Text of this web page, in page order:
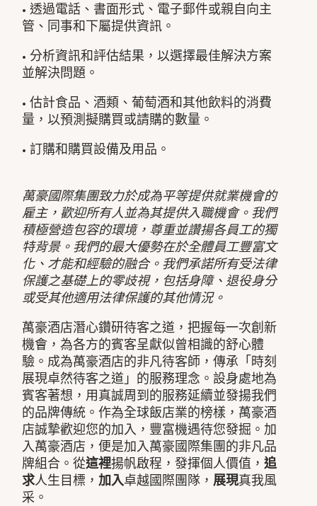
• 透過電話、書面形式、電子郵件或親自向主
管、同事和下屬提供資訊。
• 分析資訊和評估結果，以選擇最佳解決方案
並解決問題。
• 估計食品、酒類、葡萄酒和其他飲料的消費
量，以預測擬購買或請購的數量。
• 訂購和購買設備及用品。
萬豪國際集團致力於成為平等提供就業機會的
雇主，歡迎所有人並為其提供入職機會。我們
積極營造包容的環境，尊重並讚揚各員工的獨
特背景。我們的最大優勢在於全體員工豐富文
化、才能和經驗的融合。我們承諾所有受法律
保護之基礎上的零歧視，包括身障、退役身分
或受其他適用法律保護的其他情況。
萬豪酒店潛心鑽研待客之道，把握每一次創新
機會，為各方的賓客呈獻似曾相識的舒心體
驗。成為萬豪酒店的非凡待客師，傳承「時刻
展現卓然待客之道」的服務理念。設身處地為
賓客著想，用真誠周到的服務延續並發揚我們
的品牌傳統。作為全球飯店業的榜樣，萬豪酒
店誠摯歡迎您的加入，豐富機遇待您發掘。加
入萬豪酒店，便是加入萬豪國際集團的非凡品
牌組合。從這裡揚帆啟程，發揮個人價值，追
求人生目標，加入卓越國際團隊， 展現真我風
采。